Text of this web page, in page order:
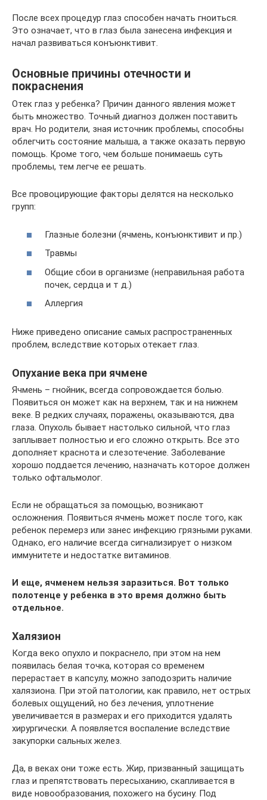
После всех процедур глаз способен начать гноиться.
Это означает, что в глаз была занесена инфекция и
начал развиваться конъюнктивит.
Основные причины отечности и
покраснения
Отек глаз у ребенка? Причин данного явления может
быть множество. Точный диагноз должен поставить
врач. Но родители, зная источник проблемы, способны
облегчить состояние малыша, а также оказать первую
помощь. Кроме того, чем больше понимаешь суть
проблемы, тем легче ее решать.
Все провоцирующие факторы делятся на несколько
групп:
Глазные болезни (ячмень, конъюнктивит и пр.)
Травмы
Общие сбои в организме (неправильная работа
почек, сердца и т д.)
Аллергия
Ниже приведено описание самых распространенных
проблем, вследствие которых отекает глаз.
Опухание века при ячмене
Ячмень – гнойник, всегда сопровождается болью.
Появиться он может как на верхнем, так и на нижнем
веке. В редких случаях, поражены, оказываются, два
глаза. Опухоль бывает настолько сильной, что глаз
заплывает полностью и его сложно открыть. Все это
дополняет краснота и слезотечение. Заболевание
хорошо поддается лечению, назначать которое должен
только офтальмолог.
Если не обращаться за помощью, возникают
осложнения. Появиться ячмень может после того, как
ребенок перемерз или занес инфекцию грязными руками.
Однако, его наличие всегда сигнализирует о низком
иммунитете и недостатке витаминов.
И еще, ячменем нельзя заразиться. Вот только
полотенце у ребенка в это время должно быть
отдельное.
Халязион
Когда веко опухло и покраснело, при этом на нем
появилась белая точка, которая со временем
перерастает в капсулу, можно заподозрить наличие
халязиона. При этой патологии, как правило, нет острых
болевых ощущений, но без лечения, уплотнение
увеличивается в размерах и его приходится удалять
хирургически. А появляется воспаление вследствие
закупорки сальных желез.
Да, в веках они тоже есть. Жир, призванный защищать
глаз и препятствовать пересыханию, скапливается в
виде новообразования, похожего на бусину. Под